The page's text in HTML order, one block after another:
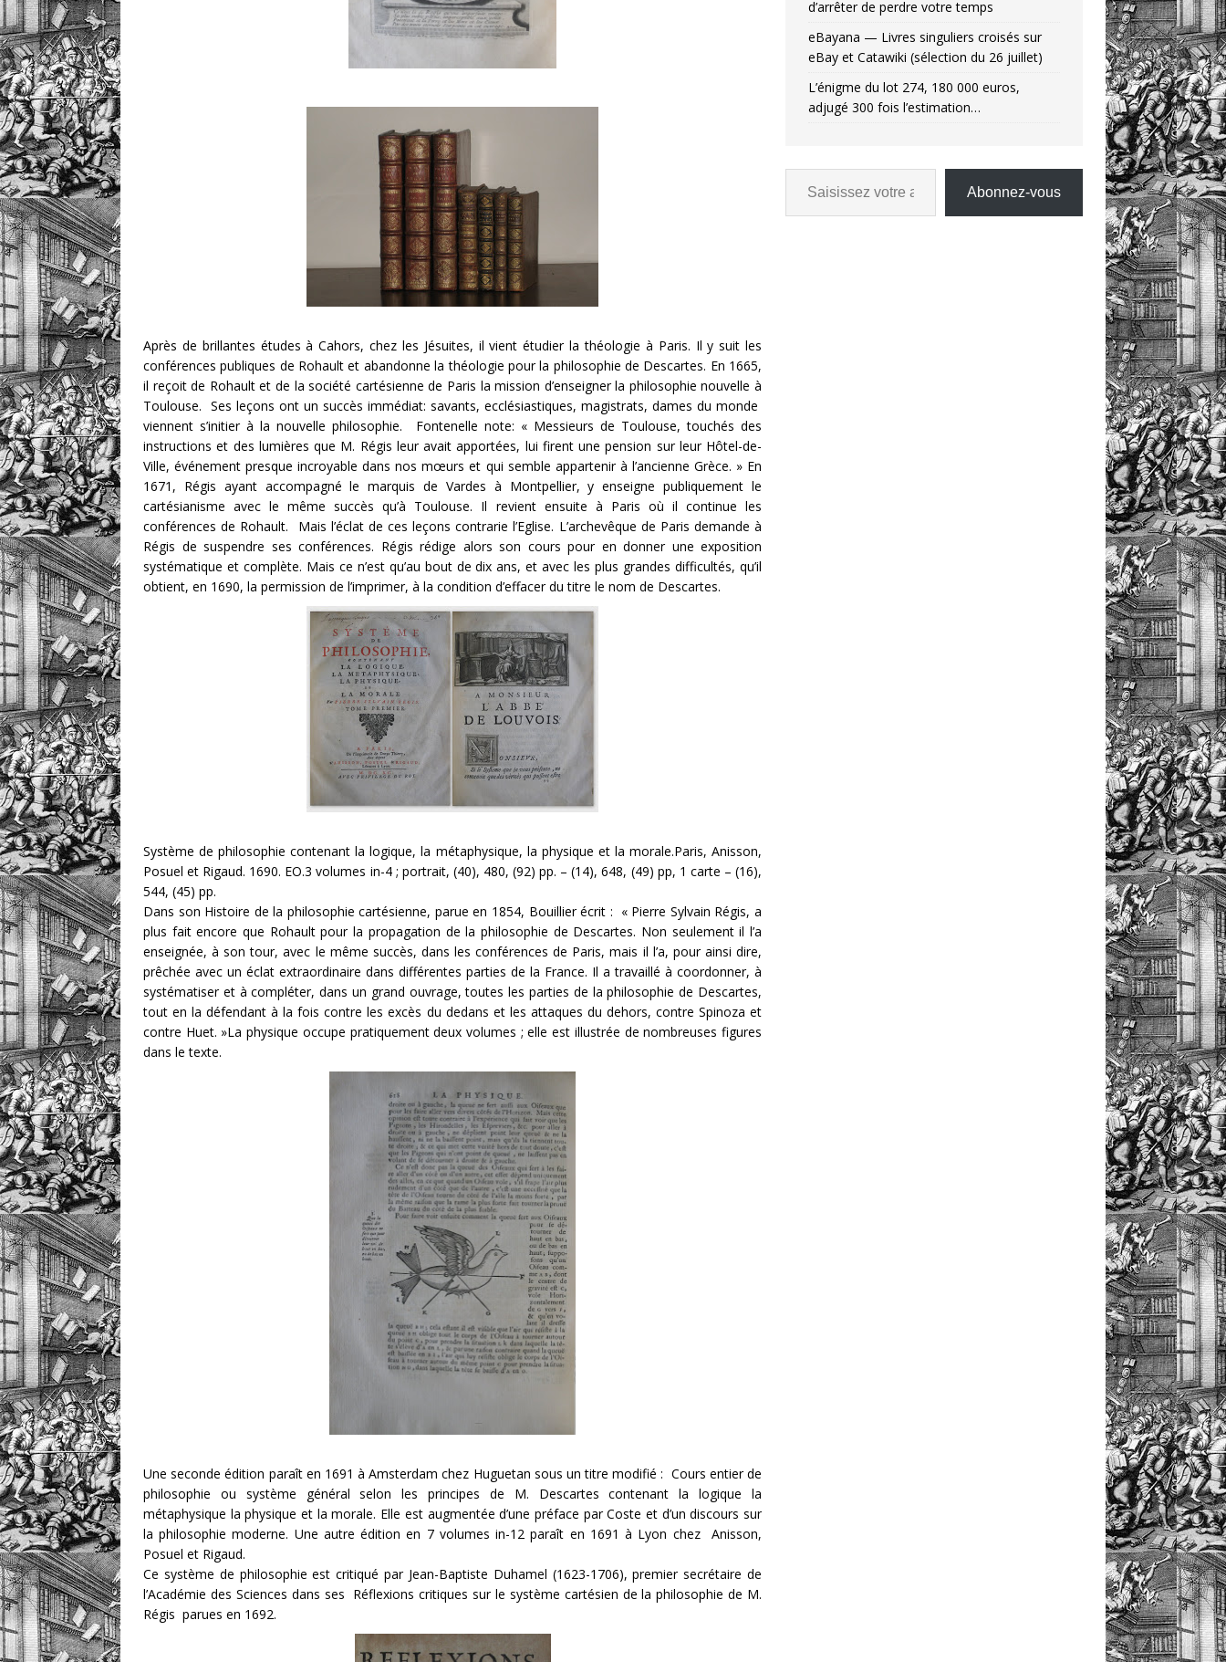
Après de brillantes études à Cahors, chez les Jésuites, il vient étudier la théologie à Paris. Il y suit les
conférences publiques de Rohault et abandonne la théologie pour la philosophie de Descartes. En 1665,
il reçoit de Rohault et de la société cartésienne de Paris la mission d’enseigner la philosophie nouvelle à
Toulouse. Ses leçons ont un succès immédiat: savants, ecclésiastiques, magistrats, dames du monde
viennent s’initier à la nouvelle philosophie. Fontenelle note: « Messieurs de Toulouse, touchés des
instructions et des lumières que M. Régis leur avait apportées, lui firent une pension sur leur Hôtel-de-
Ville, événement presque incroyable dans nos mœurs et qui semble appartenir à l’ancienne Grèce. » En
1671, Régis ayant accompagné le marquis de Vardes à Montpellier, y enseigne publiquement le
cartésianisme avec le même succès qu’à Toulouse. Il revient ensuite à Paris où il continue les
conférences de Rohault. Mais l’éclat de ces leçons contrarie l’Eglise. L’archevêque de Paris demande à
Régis de suspendre ses conférences. Régis rédige alors son cours pour en donner une exposition
systématique et complète. Mais ce n’est qu’au bout de dix ans, et avec les plus grandes difficultés, qu’il
obtient, en 1690, la permission de l’imprimer, à la condition d’effacer du titre le nom de Descartes.
Système de philosophie contenant la logique, la métaphysique, la physique et la morale.Paris, Anisson,
Posuel et Rigaud. 1690. EO.3 volumes in-4 ; portrait, (40), 480, (92) pp. – (14), 648, (49) pp, 1 carte – (16),
544, (45) pp.
Dans son Histoire de la philosophie cartésienne, parue en 1854, Bouillier écrit : « Pierre Sylvain Régis, a
plus fait encore que Rohault pour la propagation de la philosophie de Descartes. Non seulement il l’a
enseignée, à son tour, avec le même succès, dans les conférences de Paris, mais il l’a, pour ainsi dire,
prêchée avec un éclat extraordinaire dans différentes parties de la France. Il a travaillé à coordonner, à
systématiser et à compléter, dans un grand ouvrage, toutes les parties de la philosophie de Descartes,
tout en la défendant à la fois contre les excès du dedans et les attaques du dehors, contre Spinoza et
contre Huet. »La physique occupe pratiquement deux volumes ; elle est illustrée de nombreuses figures
dans le texte.
Une seconde édition paraît en 1691 à Amsterdam chez Huguetan sous un titre modifié : Cours entier de
philosophie ou système général selon les principes de M. Descartes contenant la logique la
métaphysique la physique et la morale. Elle est augmentée d’une préface par Coste et d’un discours sur
la philosophie moderne. Une autre édition en 7 volumes in-12 paraît en 1691 à Lyon chez Anisson,
Posuel et Rigaud.
Ce système de philosophie est critiqué par Jean-Baptiste Duhamel (1623-1706), premier secrétaire de
l’Académie des Sciences dans ses Réflexions critiques sur le système cartésien de la philosophie de M.
Régis parues en 1692.
d’arrêter de perdre votre temps
eBayana — Livres singuliers croisés sur
eBay et Catawiki (sélection du 26 juillet)
L’énigme du lot 274, 180 000 euros,
adjugé 300 fois l’estimation…
Abonnez-vous